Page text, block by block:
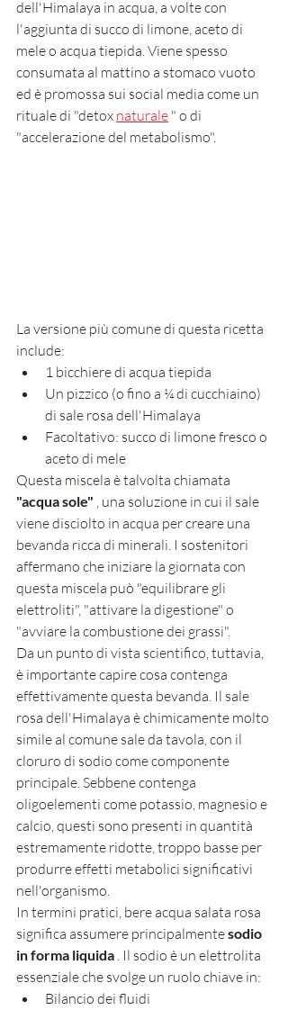
dell'Himalaya in acqua, a volte con
l'aggiunta di succo di limone, aceto di
mele o acqua tiepida. Viene spesso
consumata al mattino a stomaco vuoto
ed è promossa sui social media come un
rituale di "detox naturale " o di
"accelerazione del metabolismo".
La versione più comune di questa ricetta
include:
1 bicchiere di acqua tiepida
Un pizzico (o fino a ¼ di cucchiaino)
di sale rosa dell'Himalaya
Facoltativo: succo di limone fresco o
aceto di mele
Questa miscela è talvolta chiamata
"acqua sole" , una soluzione in cui il sale
viene disciolto in acqua per creare una
bevanda ricca di minerali. I sostenitori
affermano che iniziare la giornata con
questa miscela può "equilibrare gli
elettroliti", "attivare la digestione" o
"avviare la combustione dei grassi".
Da un punto di vista scientifico, tuttavia,
è importante capire cosa contenga
effettivamente questa bevanda. Il sale
rosa dell'Himalaya è chimicamente molto
simile al comune sale da tavola, con il
cloruro di sodio come componente
principale. Sebbene contenga
oligoelementi come potassio, magnesio e
calcio, questi sono presenti in quantità
estremamente ridotte, troppo basse per
produrre effetti metabolici significativi
nell'organismo.
In termini pratici, bere acqua salata rosa
significa assumere principalmente sodio
in forma liquida . Il sodio è un elettrolita
essenziale che svolge un ruolo chiave in:
Bilancio dei fluidi